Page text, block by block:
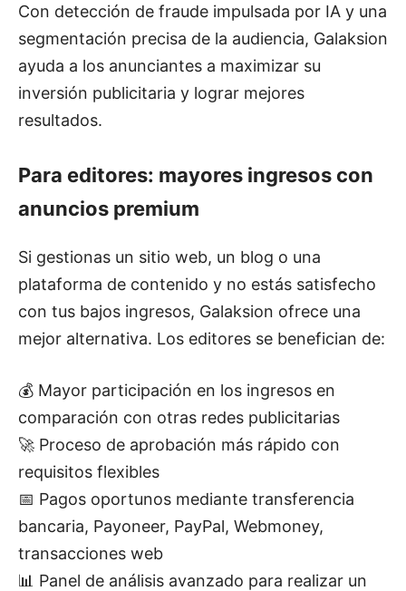
Con detección de fraude impulsada por IA y una
segmentación precisa de la audiencia, Galaksion
ayuda a los anunciantes a maximizar su
inversión publicitaria y lograr mejores
resultados.
Para editores: mayores ingresos con
anuncios premium
Si gestionas un sitio web, un blog o una
plataforma de contenido y no estás satisfecho
con tus bajos ingresos, Galaksion ofrece una
mejor alternativa. Los editores se benefician de:
💰 Mayor participación en los ingresos en
comparación con otras redes publicitarias
🚀 Proceso de aprobación más rápido con
requisitos flexibles
📅 Pagos oportunos mediante transferencia
bancaria, Payoneer, PayPal, Webmoney,
transacciones web
📊 Panel de análisis avanzado para realizar un